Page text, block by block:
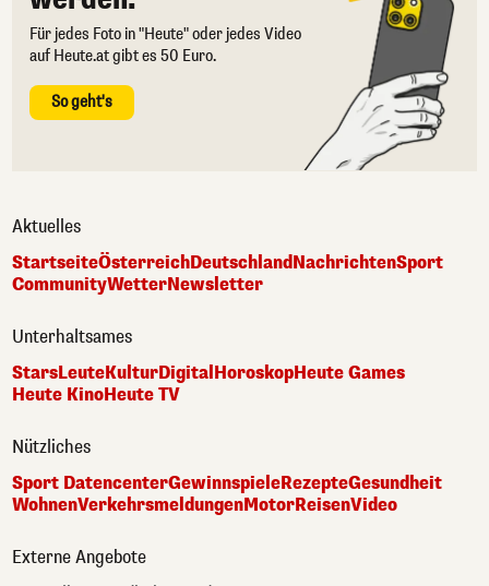
Für jedes Foto in "Heute" oder jedes Video
auf Heute.at gibt es 50 Euro.
So geht's
Aktuelles
StartseiteÖsterreichDeutschlandNachrichtenSport
CommunityWetterNewsletter
Unterhaltsames
StarsLeuteKulturDigitalHoroskopHeute Games
Heute KinoHeute TV
Nützliches
Sport DatencenterGewinnspieleRezepteGesundheit
WohnenVerkehrsmeldungenMotorReisenVideo
Externe Angebote